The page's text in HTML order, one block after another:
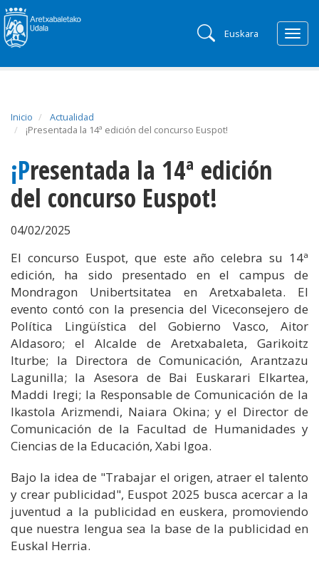
Euskara
Inicio
Actualidad
¡Presentada la 14ª edición del concurso Euspot!
¡Presentada la 14ª edición
del concurso Euspot!
04/02/2025
El concurso Euspot, que este año celebra su 14ª
edición, ha sido presentado en el campus de
Mondragon Unibertsitatea en Aretxabaleta. El
evento contó con la presencia del Viceconsejero de
Política Lingüística del Gobierno Vasco, Aitor
Aldasoro; el Alcalde de Aretxabaleta, Garikoitz
Iturbe; la Directora de Comunicación, Arantzazu
Lagunilla; la Asesora de Bai Euskarari Elkartea,
Maddi Iregi; la Responsable de Comunicación de la
Ikastola Arizmendi, Naiara Okina; y el Director de
Comunicación de la Facultad de Humanidades y
Ciencias de la Educación, Xabi Igoa.
Bajo la idea de "Trabajar el origen, atraer el talento
y crear publicidad", Euspot 2025 busca acercar a la
juventud a la publicidad en euskera, promoviendo
que nuestra lengua sea la base de la publicidad en
Euskal Herria.